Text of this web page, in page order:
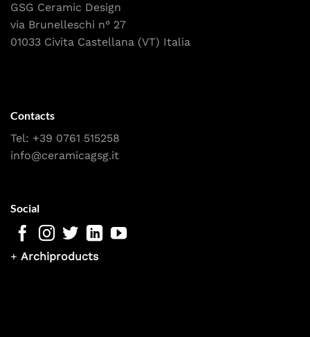
GSG Ceramic Design
via Brunelleschi n° 27
01033 Civita Castellana (VT) Italia
Contacts
Tel: +39 0761 515258
info@ceramicagsg.it
Social
+ Archiproducts